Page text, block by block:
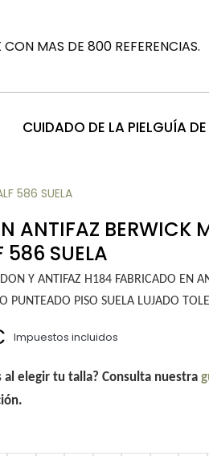
MAS DE 800 REFERENCIAS.
CUIDADO DE LA PIELGUÍA
586 SUELA
ANTIFAZ BERWICK
586 SUELA
Y ANTIFAZ H184 FABRICADO EN
PUNTEADO PISO SUELA LUJADO
Impuestos incluidos
al elegir tu talla? Consulta nuestra